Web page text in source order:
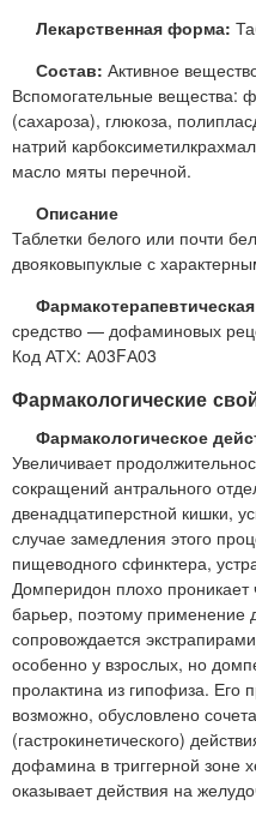
Лекарственная форма:
Состав: Активное
Вспомогательные вещества:
(сахароза), глюкоза,
натрий
масло мяты перечной.
Описание
Таблетки белого или почти
двояковыпуклые с
средство — дофаминовых
Код АТХ: А03FА03
Фармакологические
Фармакологическое
Увеличивает
сокращений антрального
двенадцатиперстной кишки,
случае замедления этого
пищеводного сфинктера,
Домперидон плохо проникает
барьер, поэтому применение
сопровождается
особенно у взрослых, но
пролактина из гипофиза. Его
возможно, обусловлено
(гастрокинетического)
дофамина в триггерной зоне
оказывает действия на